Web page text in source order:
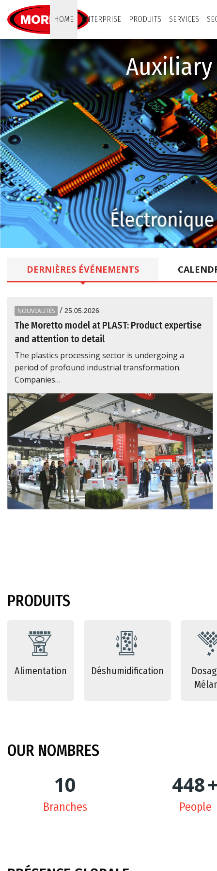
HOME
ENTERPRISE PRODUITS SERVICES
Électronique
DERNIÈRES ÉVÉNEMENTS
NOUVEAUTÉS / 25.05.2026
The Moretto model at PLAST: Product expertise
and attention to detail
The plastics processing sector is undergoing a
period of profound industrial transformation.
Companies…
PRODUITS
Alimentation Déshumidification
OUR NOMBRES
10
Branches
450+
People